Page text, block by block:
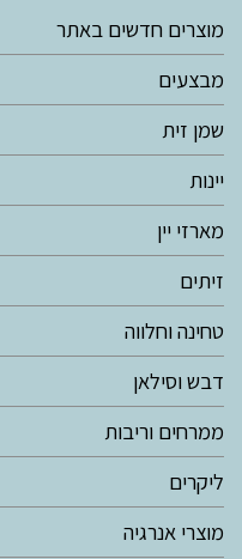
מוצרים חדשים באתר
מבצעים
שמן זית
יינות
מארזי יין
זיתים
טחינה וחלווה
דבש וסילאן
ממרחים וריבות
ליקרים
מוצרי אנרגיה